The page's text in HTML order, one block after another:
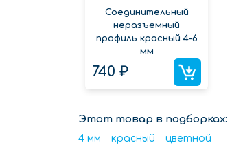
Соединительный
неразъемный
профиль красный 4-6
мм
740 ₽
Этот товар в подборках:
4 мм красный цветной